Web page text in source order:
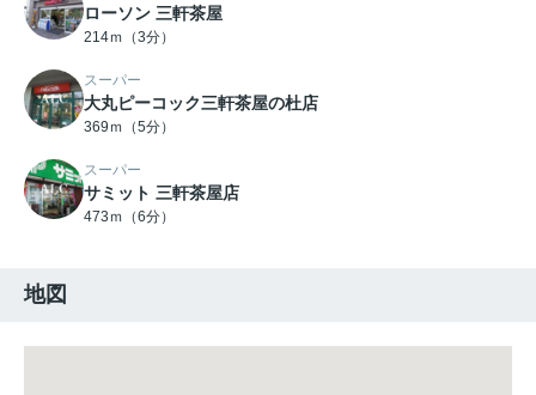
ローソン 三軒茶屋
214ｍ（3分）
スーパー
大丸ピーコック三軒茶屋の杜店
369ｍ（5分）
スーパー
サミット 三軒茶屋店
473ｍ（6分）
地図